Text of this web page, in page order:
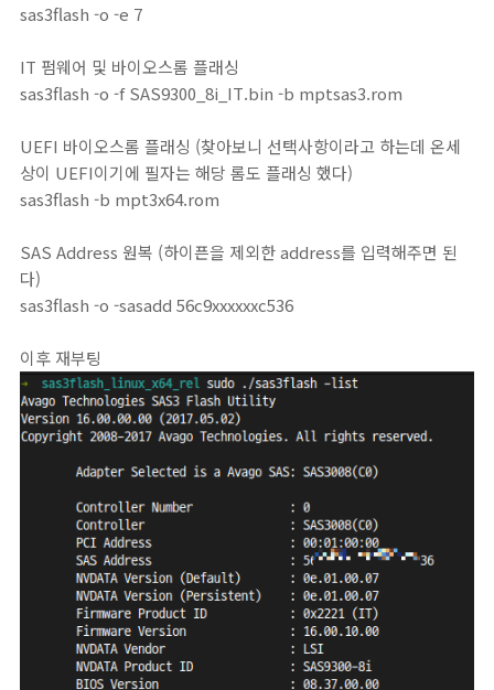
sas3flash -o -e 7
IT 펌웨어 및 바이오스롬 플래싱
sas3flash -o -f SAS9300_8i_IT.bin -b mptsas3.rom
UEFI 바이오스롬 플래싱 (찾아보니 선택사항이라고 하는데 온세
상이 UEFI이기에 필자는 해당 롬도 플래싱 했다)
sas3flash -b mpt3x64.rom
SAS Address 원복 (하이픈을 제외한 address를 입력해주면 된
다)
sas3flash -o -sasadd 56c9xxxxxxc536
이후 재부팅